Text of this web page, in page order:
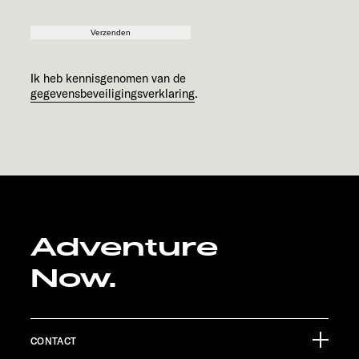
Verzenden
Ik heb kennisgenomen van de
gegevensbeveiligingsverklaring.
Adventure
Now.
CONTACT